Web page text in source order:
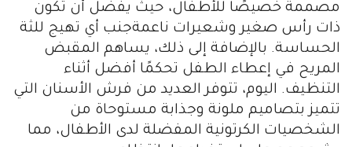
مصممة خصيصًا للأطفال، حيث يفضل أن تكون
ذات رأس صغير وشعيرات ناعمةجنب أي تهيج للثة
الحساسة. بالإضافة إلى ذلك، يساهم المقبض
المريح في إعطاء الطفل تحكمًا أفضل أثناء
التنظيف. اليوم، تتوفر العديد من فرش الأسنان التي
تتميز بتصاميم ملونة وجذابة مستوحاة من
الشخصيات الكرتونية المفضلة لدى الأطفال، مما